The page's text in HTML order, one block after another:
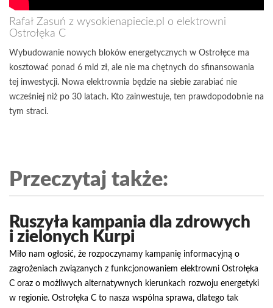
Rafał Zasuń z wysokienapiecie.pl o elektrowni
Ostrołęka C
Wybudowanie nowych bloków energetycznych w Ostrołęce ma
kosztować ponad 6 mld zł, ale nie ma chętnych do sfinansowania
tej inwestycji. Nowa elektrownia będzie na siebie zarabiać nie
wcześniej niż po 30 latach. Kto zainwestuje, ten prawdopodobnie na
tym straci.
Przeczytaj także:
Ruszyła kampania dla zdrowych
i zielonych Kurpi
Miło nam ogłosić, że rozpoczynamy kampanię informacyjną o
zagrożeniach związanych z funkcjonowaniem elektrowni Ostrołęka
C oraz o możliwych alternatywnych kierunkach rozwoju energetyki
w regionie. Ostrołęka C to nasza wspólna sprawa, dlatego tak